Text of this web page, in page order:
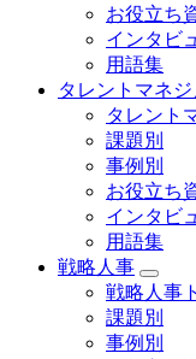
お役立ち
インタビ
用語集
タレントマネジ
タレント
課題別
事例別
お役立ち
インタビ
用語集
戦略人事
戦略人事
課題別
事例別